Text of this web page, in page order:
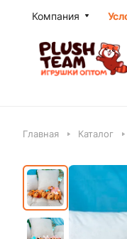
Компания
Главная Каталог